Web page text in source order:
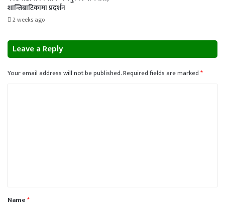
शान्तिबाटिकामा प्रदर्शन
2 weeks ago
Leave a Reply
Your email address will not be published.Required fields are marked*
*Name*